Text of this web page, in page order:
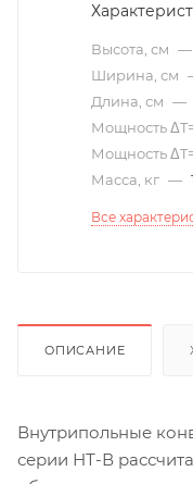
Высота, см —
Ширина, см
Длина, см —
Мощность
Мощность
Масса, кг —
Все
ОПИСАНИЕ
Внутрипольные
серии НТ-В